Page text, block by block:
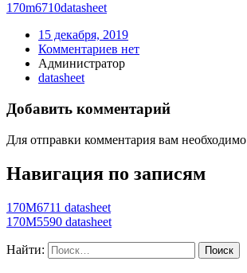
170m6710datasheet
15 декабря, 2019
Комментариев нет
Администратор
datasheet
Добавить комментарий
Для отправки комментария вам необходимо
Навигация по записям
170M6711 datasheet
170M5590 datasheet
Найти: